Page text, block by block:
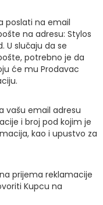
poslati na email
na adresu: Stylos
U slučaju da se
potrebno je da
će mu Prodavac
vašu email adresu
i broj pod kojim je
kao i upustvo za
prijema reklamacije
Kupcu na